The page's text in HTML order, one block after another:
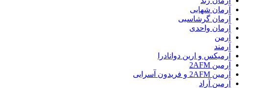
آرمان شهابی
آرمان گرشاسبی
آرمان واحدی
آرمن
آرمند
آرمیکس و ارین دوانادرا
آرمین 2AFM
آرمین 2AFM و فریدون آسرایی
آرمین آراد